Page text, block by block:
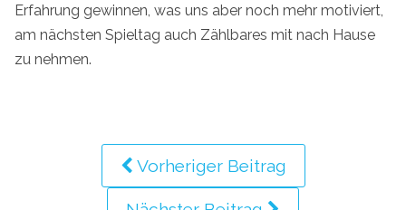
Erfahrung gewinnen, was uns aber noch mehr motiviert,
am nächsten Spieltag auch Zählbares mit nach Hause
zu nehmen.
Vorheriger Beitrag